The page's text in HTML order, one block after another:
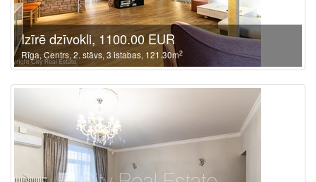
Izīrē dzīvokli, 1100.00 EUR
Rīga, Centrs, 2. stāvs, 3 istabas, 121.30m2